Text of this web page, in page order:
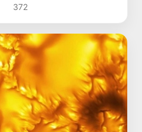
372